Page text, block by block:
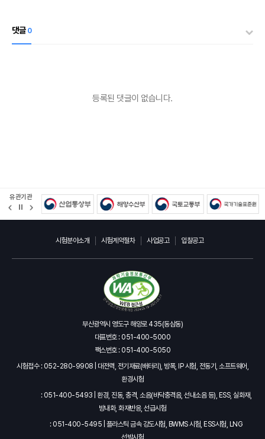
댓글0
등록된 댓글이 없습니다.
유관기관
정
지
시험분야소개 시험계약절차 사업공고 입찰공고
부산광역시 영도구 해양로 435(동삼동)
대표번호 : 051-400-5000
팩스번호 : 051-400-5050
시험접수 : 052-280-9908 | 대전력, 전기재료(배터리), 방폭, IP 시험, 전동기, 소프트웨어,
환경시험
: 051-400-5493 | 환경, 진동, 충격, 소음(바닥충격음, 선내소음 등), ESS, 실화재,
방내화, 화재반응, 선급시험
: 051-400-5495 | 플라스틱 금속 강도시험, BWMS 시험, ESS시험, LNG
선박시험